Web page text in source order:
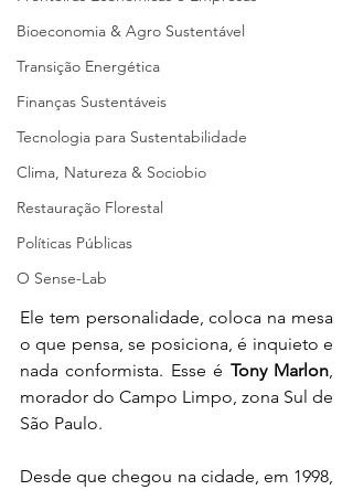
Bioeconomia & Agro Sustentável
Transição Energética
Finanças Sustentáveis
Tecnologia para Sustentabilidade
Clima, Natureza & Sociobio
Restauração Florestal
Políticas Públicas
O Sense-Lab
Ele tem personalidade, coloca na mesa
o que pensa, se posiciona, é inquieto e
nada conformista. Esse é Tony Marlon,
morador do Campo Limpo, zona Sul de
São Paulo.
Desde que chegou na cidade, em 1998,